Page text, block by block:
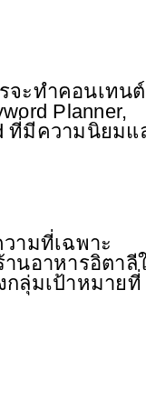
จะทำคอนเทนต์
Planner,
ที่มีความนิยมแ
ามที่เฉพาะ
นอาหารอิตาลี
กลุ่มเป้าหมายที่